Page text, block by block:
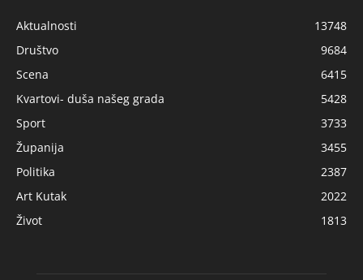
Aktualnosti
13748
Društvo
9684
Scena
6415
Kvartovi- duša našeg grada
5428
Sport
3733
Županija
3455
Politika
2387
Art Kutak
2022
Život
1813